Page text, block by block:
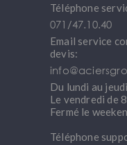
Téléphone
071/47.10.40
Email service
devis:
Du lundi au
Le vendredi de
Fermé le
Téléphone